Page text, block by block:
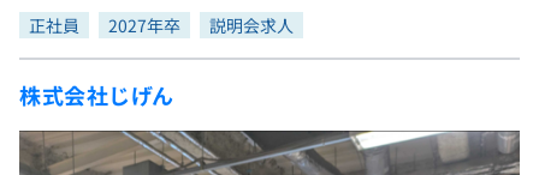
インターン
新卒エージェント
イベント・セミナー
問題集
4択課題
ナレッジ
プログラミング言語
評価結果一覧
ゲーム・マンガ
Tech Team Journal
paizaとは？
正社員 2027年卒 説明会求人
株式会社じげん